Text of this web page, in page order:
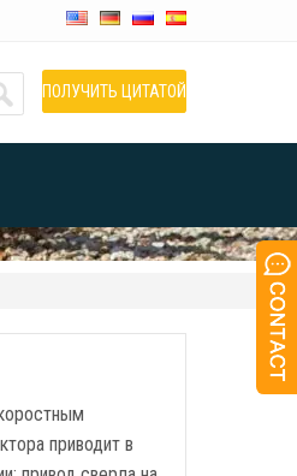
ПОЛУЧИТЬ ЦИТАТОЙ
приводит в